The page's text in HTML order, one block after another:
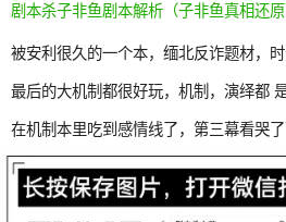
剧本杀子非鱼剧本解析（子非鱼真相还原
被安利很久的一个本，缅北反诈题材，
最后的大机制都很好玩，机制，演绎都
在机制本里吃到感情线了，第三幕看哭